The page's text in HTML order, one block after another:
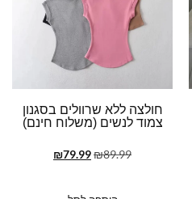
חולצה ללא שרוולים בסגנון
צמוד לנשים (משלוח חינם)
₪89.99
₪79.99